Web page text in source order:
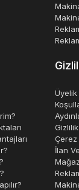
seçmek
verimliliği
ihtiyaç
Üyelik
Çerez
İlan